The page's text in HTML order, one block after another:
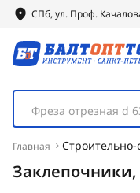
СПб, ул. Проф.
Фреза отрезная d
Главная